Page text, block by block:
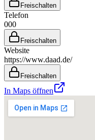
Freischalten
Telefon
000
Freischalten
Website
https://www.daad.de/
Freischalten
In Maps öffnen